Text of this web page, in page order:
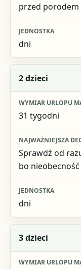
przed porodem
dni
2 dzieci
31 tygodni
Sprawdź od
bo nieobecność
dni
3 dzieci